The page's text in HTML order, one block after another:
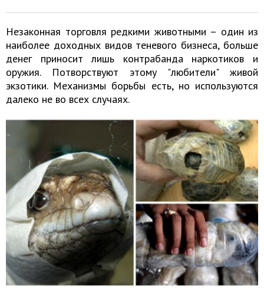
Незаконная торговля редкими животными – один из
наиболее доходных видов теневого бизнеса, больше
денег приносит лишь контрабанда наркотиков и
оружия. Потворствуют этому "любители" живой
экзотики. Механизмы борьбы есть, но используются
далеко не во всех случаях.